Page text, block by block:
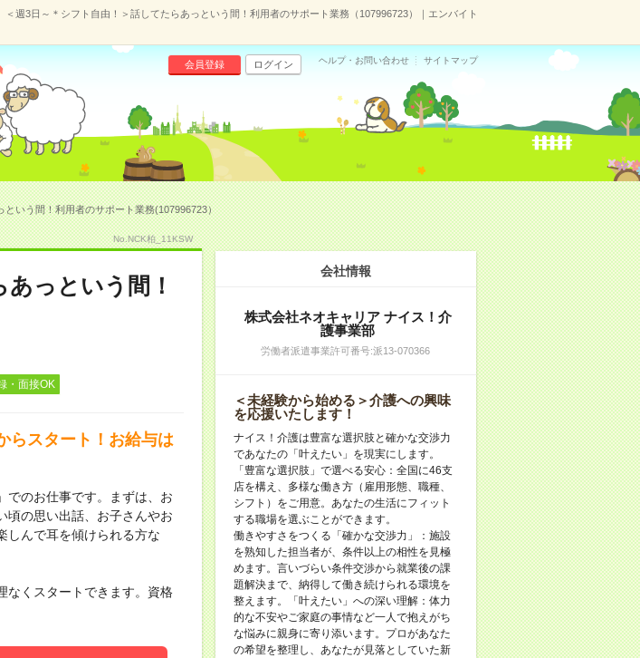
＜週3日～＊シフト自由！＞話してたらあっという間！利用者のサポート業務（107996723）｜エンバイト
会員登録 ログイン ヘルプ・お問い合わせ サイトマップ
いう間！利用者のサポート業務(107996723）
No.NCK柏_11KSW
っという間！
・面接OK
スタート！お給与は
でのお仕事です。まずは、お
頃の思い出話、お子さんやお
しんで耳を傾けられる方な
なくスタートできます。資格
会社情報
株式会社ネオキャリア ナイス！介
護事業部
労働者派遣事業許可番号:派13-070366
＜未経験から始める＞介護への興味
を応援いたします！
ナイス！介護は豊富な選択肢と確かな交渉力
であなたの「叶えたい」を現実にします。
「豊富な選択肢」で選べる安心：全国に46支
店を構え、多様な働き方（雇用形態、職種、
シフト）をご用意。あなたの生活にフィット
する職場を選ぶことができます。
働きやすさをつくる「確かな交渉力」：施設
を熟知した担当者が、条件以上の相性を見極
めます。言いづらい条件交渉から就業後の課
題解決まで、納得して働き続けられる環境を
整えます。「叶えたい」への深い理解：体力
的な不安やご家庭の事情など一人で抱えがち
な悩みに親身に寄り添います。プロがあなた
の希望を整理し、あなたが見落としていた新